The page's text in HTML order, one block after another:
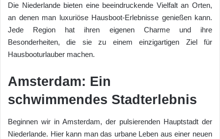
Die Niederlande bieten eine beeindruckende Vielfalt an Orten,
an denen man luxuriöse Hausboot-Erlebnisse genießen kann.
Jede Region hat ihren eigenen Charme und ihre
Besonderheiten, die sie zu einem einzigartigen Ziel für
Hausbooturlauber machen.
Amsterdam: Ein
schwimmendes Stadterlebnis
Beginnen wir in Amsterdam, der pulsierenden Hauptstadt der
Niederlande. Hier kann man das urbane Leben aus einer neuen